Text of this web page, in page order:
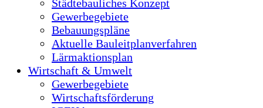
Städtebauliches Konzept
Gewerbegebiete
Bebauungspläne
Aktuelle Bauleitplanverfahren
Lärmaktionsplan
Wirtschaft & Umwelt
Gewerbegebiete
Wirtschaftsförderung